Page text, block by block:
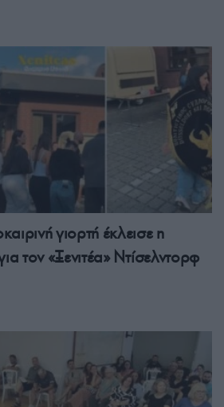
γιορτή έκλεισε η
τον «Ξενιτέα» Ντίσελντορφ